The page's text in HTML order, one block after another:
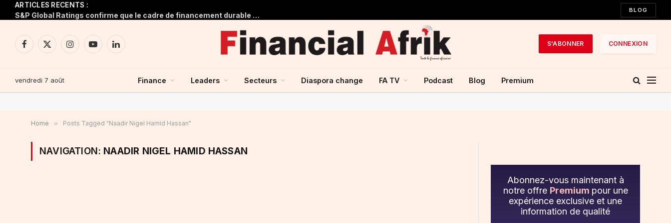
ARTICLES RECENTS :
S&P Global Ratings confirme que le cadre de financement durable de ShafDB est conforme aux normes internationales relatives aux obligations vertes et sociales
BLOG
Facebook
X
InstagramYouTubeLinkedIn
S'ABONNER CONNEXION
vendredi 7 août Finance Leaders Secteurs Diaspora change FA TV Podcast Blog Premium
Home » Posts Tagged "Naadir Nigel Hamid Hassan"
NAVIGATION: NAADIR NIGEL HAMID HASSAN
Abonnez-vous maintenant à
notre offre Premium pour une
expérience exclusive et une
information de qualité